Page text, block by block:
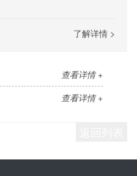
了解详情 >
查看详情 +
查看详情 +